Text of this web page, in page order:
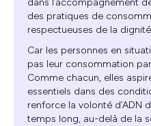
dans l’accompagnement
des pratiques de
respectueuses de la
Car les personnes en
pas leur consommation
Comme chacun, elles
essentiels dans des
renforce la volonté d’ADN
temps long, au-delà de la